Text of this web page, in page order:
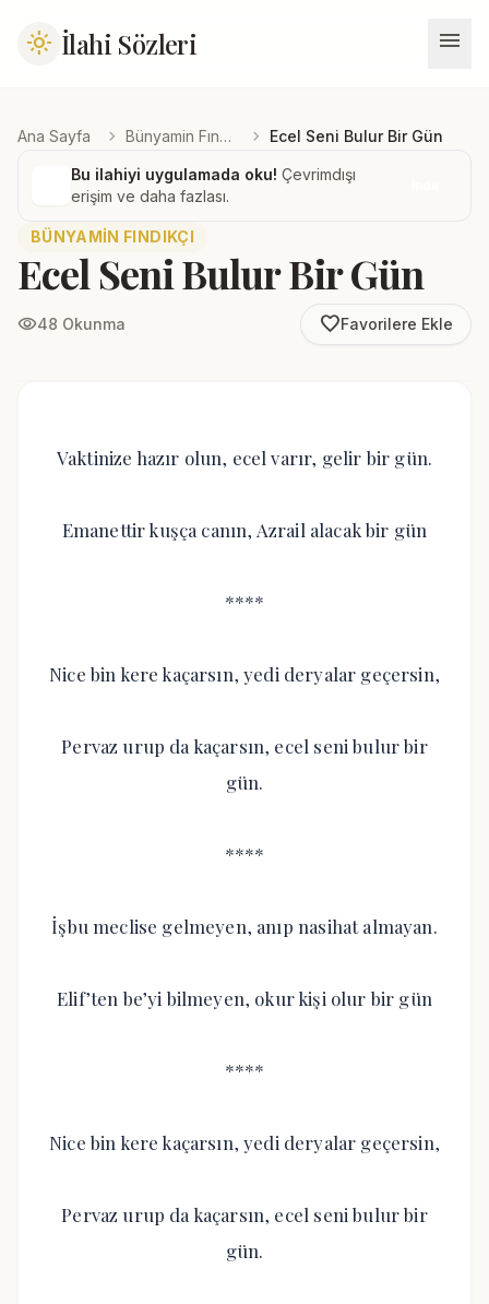
light_mode İlahi Sözleri menu
Ana Sayfa chevron_right Bünyamin Fındıkçı chevron_right Ecel Seni Bulur Bir Gün
Bu ilahiyi uygulamada oku! Çevrimdışı
erişim ve daha fazlası.
BÜNYAMIN FINDIKÇI
Ecel Seni Bulur Bir Gün
visibility48 Okunma favorite_borderFavorilere Ekle
Vaktinize hazır olun, ecel varır, gelir bir gün.
Emanettir kuşça canın, Azrail alacak bir gün
****
Nice bin kere kaçarsın, yedi deryalar geçersin,
Pervaz urup da kaçarsın, ecel seni bulur bir
gün.
****
İşbu meclise gelmeyen, anıp nasihat almayan.
Elif’ten be’yi bilmeyen, okur kişi olur bir gün
****
Nice bin kere kaçarsın, yedi deryalar geçersin,
Pervaz urup da kaçarsın, ecel seni bulur bir
gün.